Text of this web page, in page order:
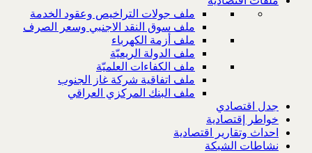
ملف جولات التراخيص وعقود الخدمة
ملف سوق النقد الاجنبي وسعر الصرف
ملف أزمة الكهرباء
ملف الدولة الريعيّة
ملف الكفاءات العلميّة
ملف اتفاقية شركة غاز الجنوب
ملف البنك المركزي العراقي
جدل اقتصادي
خواطر إقتصادية
احداث وتقارير اقتصادية
نشاطات الشبكة